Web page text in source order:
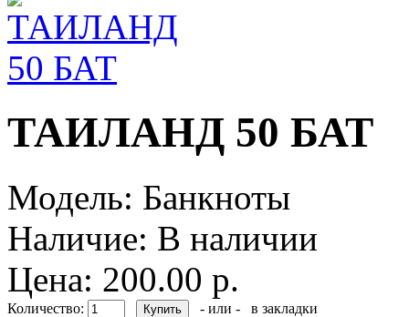
ТАИЛАНД 50 БАТ
Модель: Банкноты
Наличие: В наличии
Цена: 200.00 р.
Количество: - или -
в закладки